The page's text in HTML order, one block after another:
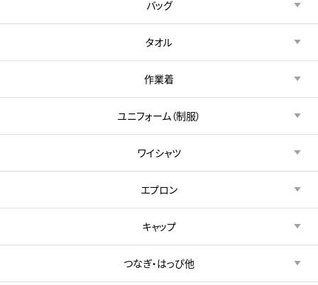
バッグ
タオル
作業着
ユニフォーム（制服）
ワイシャツ
エプロン
キャップ
つなぎ・はっぴ他